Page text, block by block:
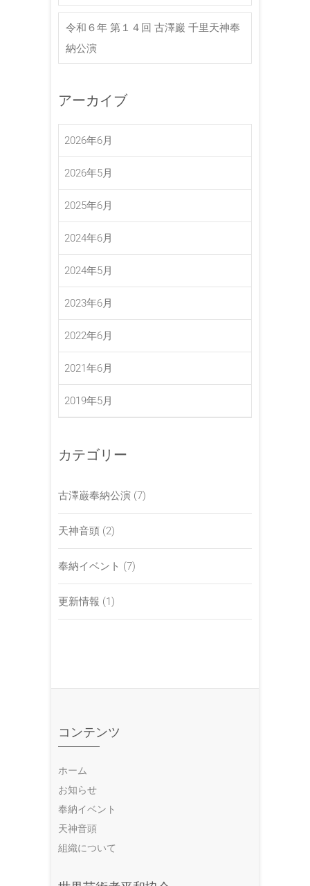
令和６年 第１４回 古澤巖 千里天神奉
納公演
アーカイブ
2026年6月
2026年5月
2025年6月
2024年6月
2024年5月
2023年6月
2022年6月
2021年6月
2019年5月
カテゴリー
古澤巌奉納公演 (7)
天神音頭 (2)
奉納イベント (7)
更新情報 (1)
コンテンツ
ホーム
お知らせ
奉納イベント
天神音頭
組織について